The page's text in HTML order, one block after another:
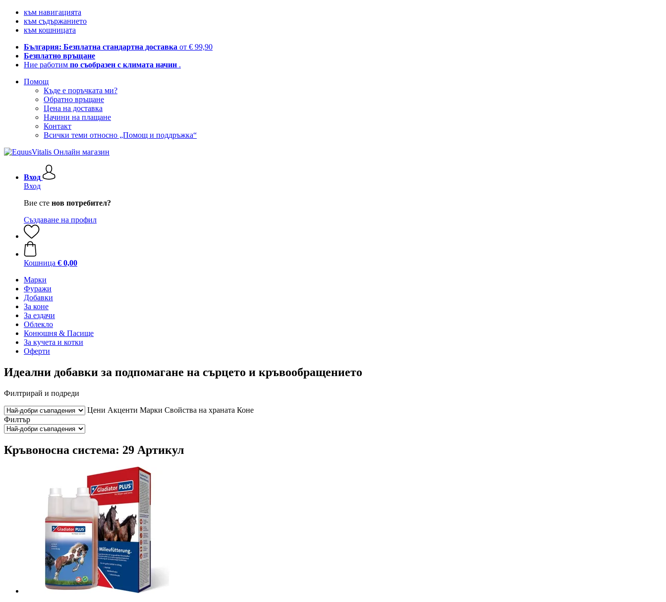
към навигацията
към съдържанието
към кошницата
България: Безплатна стандартна доставка от € 99,90
Безплатно връщане
Ние работим по съобразен с климата начин .
Помощ
Къде е поръчката ми?
Обратно връщане
Цена на доставка
Начини на плащане
Контакт
Всички теми относно „Помощ и поддръжка“
Вход
Вход
Вие сте нов потребител?
Създаване на профил
Кошница € 0,00
Марки
Фуражи
Добавки
За коне
За ездачи
Облекло
Конюшня & Пасище
За кучета и котки
Оферти
Идеални добавки за подпомагане на сърцето и кръвообращението
Филтрирай и подреди
Цени Акценти Марки Свойства на храната Коне
Филтър
Кръвоносна система: 29 Артикул